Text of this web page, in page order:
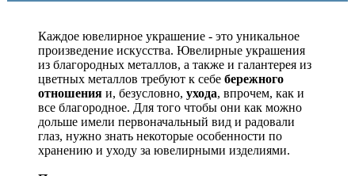
Каждое ювелирное украшение - это уникальное
произведение искусства. Ювелирные украшения
из благородных металлов, а также и галантерея из
цветных металлов требуют к себе бережного
отношения и, безусловно, ухода, впрочем, как и
все благородное. Для того чтобы они как можно
дольше имели первоначальный вид и радовали
глаз, нужно знать некоторые особенности по
хранению и уходу за ювелирными изделиями.